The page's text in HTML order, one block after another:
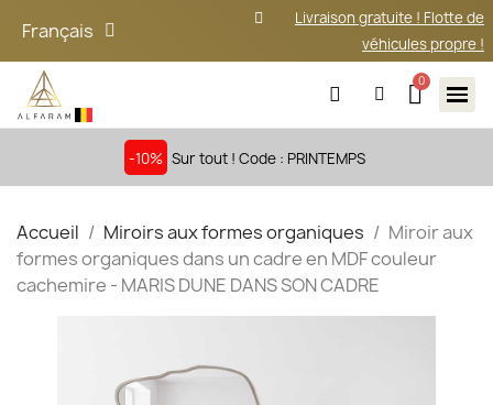
Français
Livraison gratuite ! Flotte de
véhicules propre !
-10% Sur tout ! Code : PRINTEMPS
Accueil Miroirs aux formes organiques
Miroir aux
formes organiques dans un cadre en MDF couleur
cachemire - MARIS DUNE DANS SON CADRE